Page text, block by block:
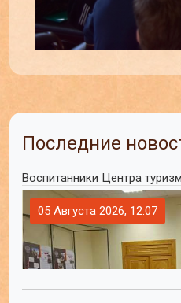
Последние
Воспитанники Центра
05 Августа 2026, 12:07